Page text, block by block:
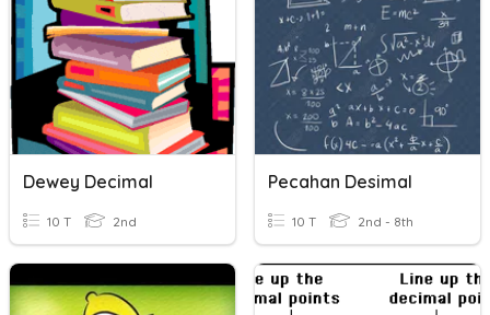
Dewey Decimal
10 T 2nd
Pecahan Desimal
10 T 2nd - 8th